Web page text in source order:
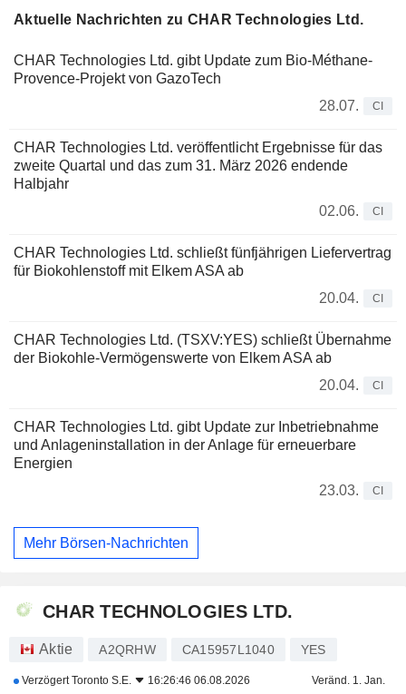
Aktuelle Nachrichten zu CHAR Technologies Ltd.
CHAR Technologies Ltd. gibt Update zum Bio-Méthane-
Provence-Projekt von GazoTech
28.07.
CI
CHAR Technologies Ltd. veröffentlicht Ergebnisse für das
zweite Quartal und das zum 31. März 2026 endende
Halbjahr
02.06.
CI
CHAR Technologies Ltd. schließt fünfjährigen Liefervertrag
für Biokohlenstoff mit Elkem ASA ab
20.04.
CI
CHAR Technologies Ltd. (TSXV:YES) schließt Übernahme
der Biokohle-Vermögenswerte von Elkem ASA ab
20.04.
CI
CHAR Technologies Ltd. gibt Update zur Inbetriebnahme
und Anlageninstallation in der Anlage für erneuerbare
Energien
23.03.
CI
Mehr Börsen-Nachrichten
CHAR TECHNOLOGIES LTD.
Aktie A2QRHW CA15957L1040 YES
VerzögertToronto S.E. 16:26:46 06.08.2026 Veränd. 1. Jan.